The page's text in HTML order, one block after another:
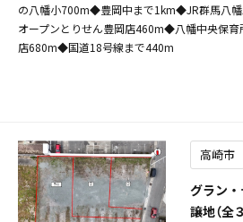
の八幡小700m◆豊岡中まで1km◆JR群馬八
オープンとりせん豊岡店460m◆八幡中央保
店680m◆国道18号線まで440m
高崎市
グラン
譲地（全